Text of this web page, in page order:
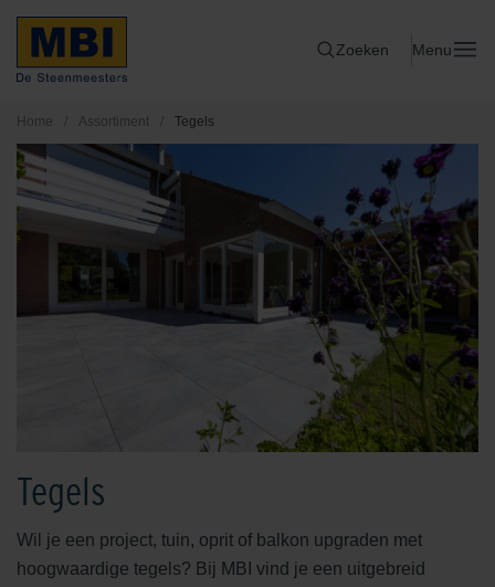
Zoeken Menu
Home / Assortiment / Tegels
Tegels
Wil je een project, tuin, oprit of balkon upgraden met
hoogwaardige tegels? Bij MBI vind je een uitgebreid